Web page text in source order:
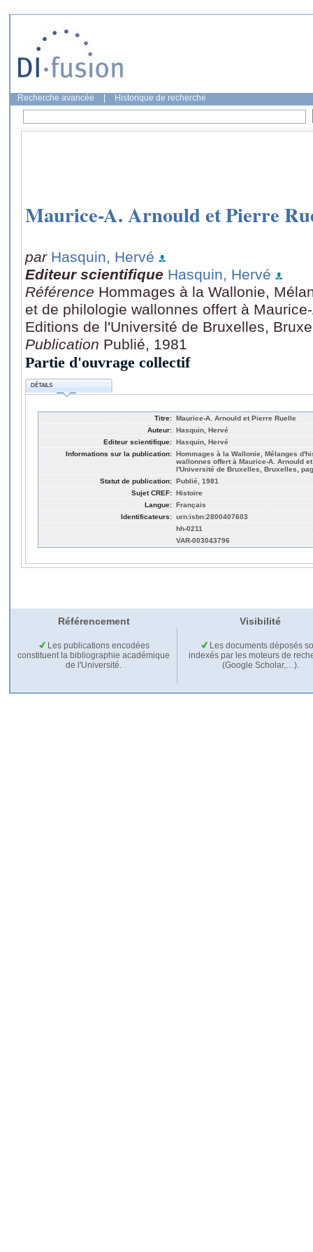
Recherche avancée Historique de recherche
Maurice-A. Arnould et Pierre
par Hasquin, Hervé
Editeur scientifique Hasquin, Hervé
Référence Hommages à la Wallonie,
et de philologie wallonnes offert à
Editions de l'Université de Bruxelles,
Publication Publié, 1981
Partie d'ouvrage collectif
DÉTAILS
Titre: Maurice-A. Arnould et Pierre Ruelle
Auteur: Hasquin, Hervé
Editeur scientifique: Hasquin, Hervé
Informations sur la publication: Hommages à la Wallonie, Mélanges
wallonnes offert à Maurice-A. Arnould
l'Université de Bruxelles, Bruxelles,
Statut de publication: Publié, 1981
Sujet CREF: Histoire
Langue: Français
Identificateurs: urn:isbn:2800407603
hh-0211
VAR-003043796
Référencement Visibilité
Les publications encodées
constituent la bibliographie académique
de l'Université.
Les documents déposés
indexés par les moteurs de
(Google Scholar,…).